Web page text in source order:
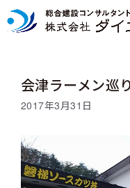
コ
ン
会津ラーメン巡
2017年3月31日